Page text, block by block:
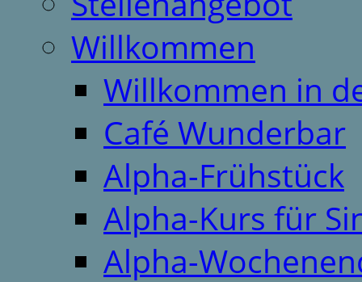
Willkommen
Willkommen in
Café Wunderbar
Alpha-Frühstück
Alpha-Kurs für
Alpha-